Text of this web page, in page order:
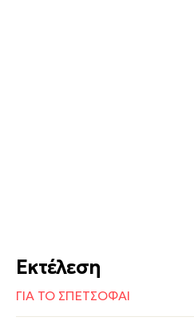
Εκτέλεση
ΓΙΑ ΤΟ ΣΠΕΤΣΟΦΑΙ